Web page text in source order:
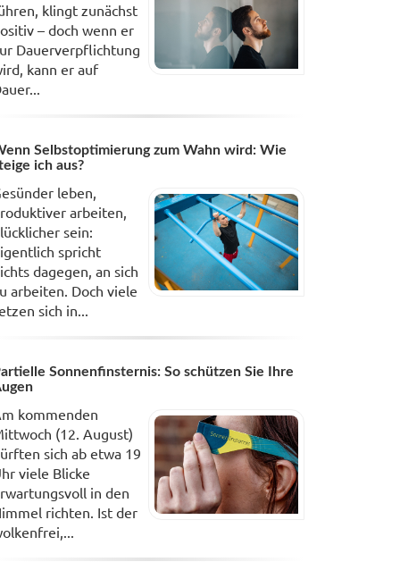
klingt zunächst
– doch wenn er
Dauerverpflichtung
kann er auf
Selbstoptimierung zum Wahn wird: Wie
ich aus?
leben,
arbeiten,
sein:
spricht
dagegen, an sich
arbeiten. Doch viele
sich in...
Sonnenfinsternis: So schützen Sie Ihre
kommenden
(12. August)
sich ab etwa 19
viele Blicke
in den
richten. Ist der